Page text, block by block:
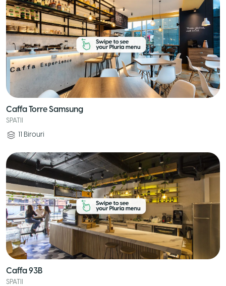
Caffa Torre Samsung
SPATII
11 Birouri
Caffa 93B
SPATII